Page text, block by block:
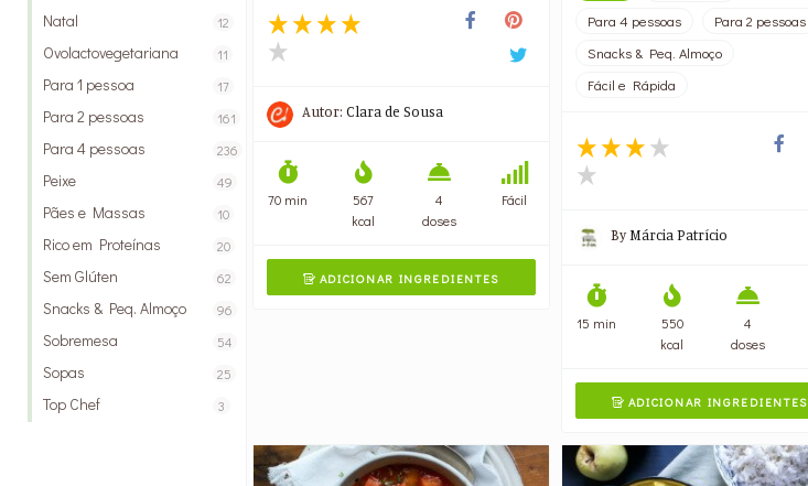
Natal 12
Ovolactovegetariana 11
Para 1 pessoa 17
Para 2 pessoas 161
Para 4 pessoas 236
Peixe 49
Pães e Massas 10
Rico em Proteínas 20
Sem Glúten 62
Snacks & Peq. Almoço 96
Sobremesa 54
Sopas 25
Top Chef 3
Autor: Clara de Sousa
70 min
567
kcal
4
doses
Fácil
ADICIONAR INGREDIENTES
Para 4 pessoas
Para 2 pessoas
Snacks & Peq. Almoço
Fácil e Rápida
ByMárcia Patrício
15 min
550
kcal
4
doses
ADICIONAR INGREDIENTES